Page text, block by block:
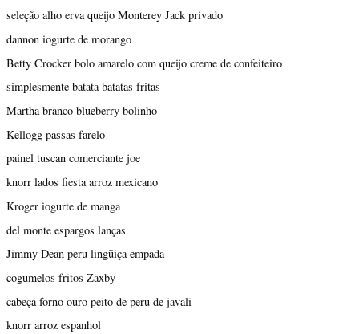
seleção alho erva queijo Monterey Jack privado
dannon iogurte de morango
Betty Crocker bolo amarelo com queijo creme de confeiteiro
simplesmente batata batatas fritas
Martha branco blueberry bolinho
Kellogg passas farelo
painel tuscan comerciante joe
knorr lados fiesta arroz mexicano
Kroger iogurte de manga
del monte espargos lanças
Jimmy Dean peru lingüiça empada
cogumelos fritos Zaxby
cabeça forno ouro peito de peru de javali
knorr arroz espanhol